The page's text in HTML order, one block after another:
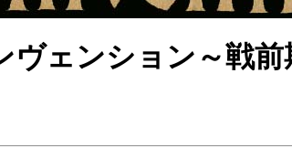
ヴェンション～戦前